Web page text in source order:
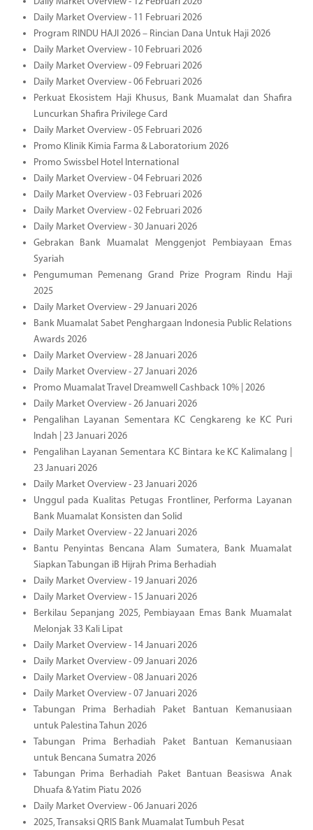
Daily Market Overview - 11 Februari 2026
Program RINDU HAJI 2026 – Rincian Dana Untuk Haji 2026
Daily Market Overview - 10 Februari 2026
Daily Market Overview - 09 Februari 2026
Daily Market Overview - 06 Februari 2026
Perkuat Ekosistem Haji Khusus, Bank Muamalat dan Shafira
Luncurkan Shafira Privilege Card
Daily Market Overview - 05 Februari 2026
Promo Klinik Kimia Farma & Laboratorium 2026
Promo Swissbel Hotel International
Daily Market Overview - 04 Februari 2026
Daily Market Overview - 03 Februari 2026
Daily Market Overview - 02 Februari 2026
Daily Market Overview - 30 Januari 2026
Gebrakan Bank Muamalat Menggenjot Pembiayaan Emas
Syariah
Pengumuman Pemenang Grand Prize Program Rindu Haji
2025
Daily Market Overview - 29 Januari 2026
Bank Muamalat Sabet Penghargaan Indonesia Public Relations
Awards 2026
Daily Market Overview - 28 Januari 2026
Daily Market Overview - 27 Januari 2026
Promo Muamalat Travel Dreamwell Cashback 10% | 2026
Daily Market Overview - 26 Januari 2026
Pengalihan Layanan Sementara KC Cengkareng ke KC Puri
Indah | 23 Januari 2026
Pengalihan Layanan Sementara KC Bintara ke KC Kalimalang |
23 Januari 2026
Daily Market Overview - 23 Januari 2026
Unggul pada Kualitas Petugas Frontliner, Performa Layanan
Bank Muamalat Konsisten dan Solid
Daily Market Overview - 22 Januari 2026
Bantu Penyintas Bencana Alam Sumatera, Bank Muamalat
Siapkan Tabungan iB Hijrah Prima Berhadiah
Daily Market Overview - 19 Januari 2026
Daily Market Overview - 15 Januari 2026
Berkilau Sepanjang 2025, Pembiayaan Emas Bank Muamalat
Melonjak 33 Kali Lipat
Daily Market Overview - 14 Januari 2026
Daily Market Overview - 09 Januari 2026
Daily Market Overview - 08 Januari 2026
Daily Market Overview - 07 Januari 2026
Tabungan Prima Berhadiah Paket Bantuan Kemanusiaan
untuk Palestina Tahun 2026
Tabungan Prima Berhadiah Paket Bantuan Kemanusiaan
untuk Bencana Sumatra 2026
Tabungan Prima Berhadiah Paket Bantuan Beasiswa Anak
Dhuafa & Yatim Piatu 2026
Daily Market Overview - 06 Januari 2026
2025, Transaksi QRIS Bank Muamalat Tumbuh Pesat